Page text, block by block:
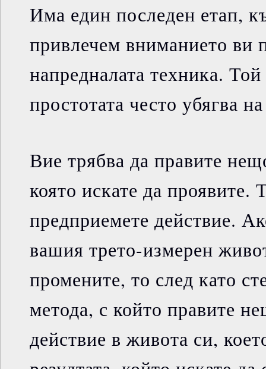
Има един последен етап,
привлечем вниманието ви
напредналата техника.
простотата често убягва
Вие трябва да правите
която искате да проявите.
предприемете действие.
вашия трето-измерен
промените, то след като
метода, с който правите
действие в живота си,